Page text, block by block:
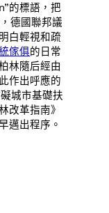
的標語，把
德國聯邦議
白輕視和疏
傢俱的日常
林隨后經由
作出呼應的
城市基礎扶
改革指南》
邁出程序。